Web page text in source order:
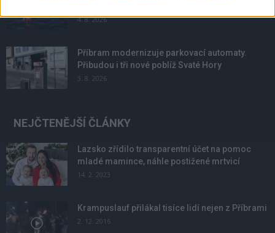
4. 8. 2026
Příbram modernizuje parkovací automaty.
Přibudou i tři nové poblíž Svaté Hory
3. 8. 2026
NEJČTENĚJŠÍ ČLÁNKY
Lazsko zřídilo transparentní účet na pomoc
mladé mamince, náhle postižené mrtvicí
14. 2. 2023
Krampuslauf přilákal tisíce lidí nejen z Příbrami
2. 12. 2016